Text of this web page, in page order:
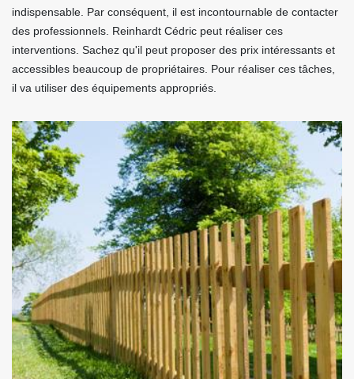
indispensable. Par conséquent, il est incontournable de contacter
des professionnels. Reinhardt Cédric peut réaliser ces
interventions. Sachez qu'il peut proposer des prix intéressants et
accessibles beaucoup de propriétaires. Pour réaliser ces tâches,
il va utiliser des équipements appropriés.